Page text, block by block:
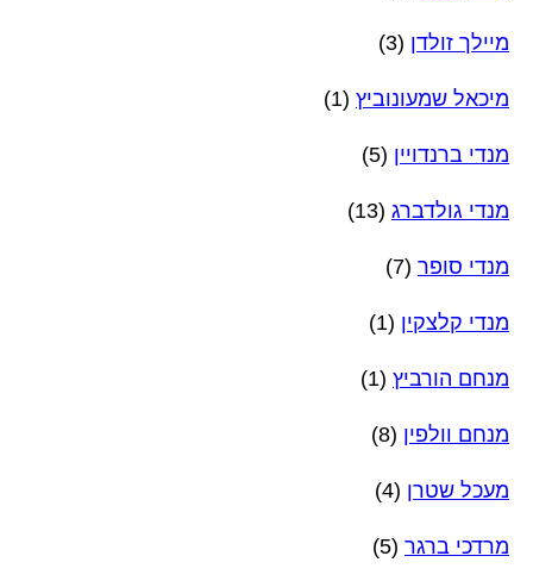
מיילך זולדן (3)
מיכאל שמעונוביץ (1)
מנדי ברנדויין (5)
מנדי גולדברג (13)
מנדי סופר (7)
מנדי קלצקין (1)
מנחם הורביץ (1)
מנחם וולפין (8)
מעכל שטרן (4)
מרדכי ברגר (5)